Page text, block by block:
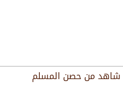
شاهد من حصن المسلم